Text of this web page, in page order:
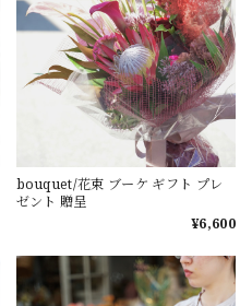
bouquet/花束 ブーケ ギフト プレ
ゼント 贈呈
¥6,600